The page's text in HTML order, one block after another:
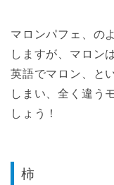
マロンパフェ、の
しますが、マロン
英語でマロン、と
しまい、全く違う
しょう！
柿